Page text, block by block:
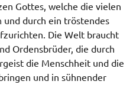
Gottes, welche die vielen
und durch ein tröstendes
Die Welt braucht
Ordensbrüder, die durch
die Menschheit und die
und in sühnender